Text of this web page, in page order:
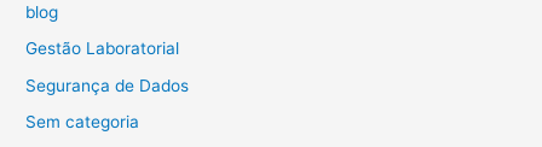
blog
Gestão Laboratorial
Segurança de Dados
Sem categoria